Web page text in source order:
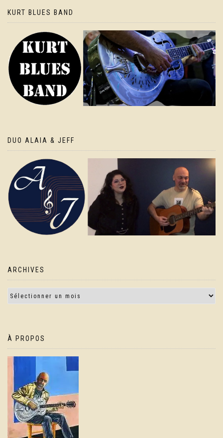
KURT BLUES BAND
DUO ALAIA & JEFF
ARCHIVES
À PROPOS